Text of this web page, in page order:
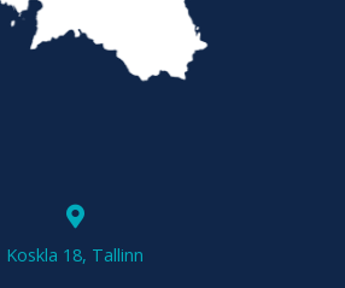
Koskla 18, Tallinn